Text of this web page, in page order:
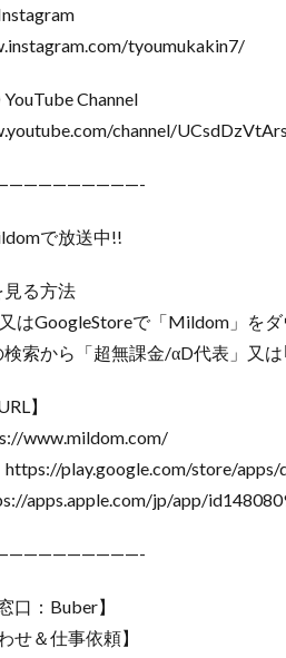
tyoumukakin7/
Channel
channel/
で放送中!!
る方法
はGoogleStoreで「Mildom」をダ
索から「超無課金/αD代表」又は
】
www.mildom.com/
play.google.com/store/apps/
apps.apple.com/jp/app/
口：Buber】
せ＆仕事依頼】